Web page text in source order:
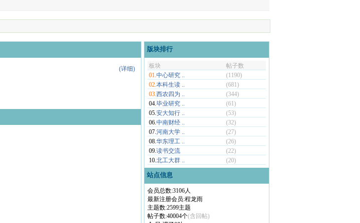
(详细)
版块排行
板块
帖子数
01.中心研究 ..
(1190)
02.本科生读 ..
(681)
03.西农四为 ..
(344)
04.毕业研究 ..
(61)
05.安大知行 ..
(53)
06.中南财经 ..
(32)
07.河南大学 ..
(27)
08.华东理工 ..
(26)
09.读书交流
(22)
10.北工大群 .. (20)
站点信息
会员总数:3106人
最新注册会员:程龙雨
主题数:2599主题
帖子数:40004个(含回帖)